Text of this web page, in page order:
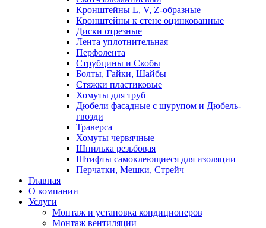
Кронштейны L, V, Z-образные
Кронштейны к стене оцинкованные
Диски отрезные
Лента уплотнительная
Перфолента
Струбцины и Скобы
Болты, Гайки, Шайбы
Стяжки пластиковые
Хомуты для труб
Дюбели фасадные с шурупом и Дюбель-
гвозди
Траверса
Хомуты червячные
Шпилька резьбовая
Штифты самоклеющиеся для изоляции
Перчатки, Мешки, Стрейч
Главная
О компании
Услуги
Монтаж и установка кондиционеров
Монтаж вентиляции